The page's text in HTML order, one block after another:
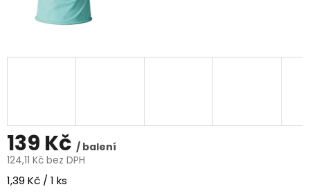
139 Kč / balení
124,11 Kč bez DPH
Měrná
1,39 Kč / 1 ks